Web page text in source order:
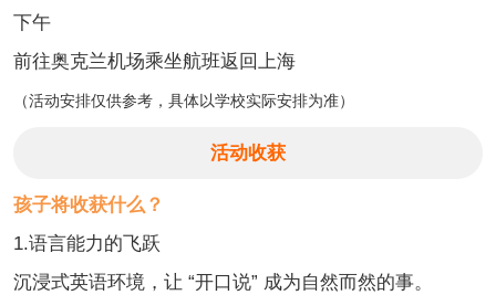
下午
前往奥克兰机场乘坐航班返回上海
（活动安排仅供参考，具体以学校实际安排为准）
活动收获
孩子将收获什么？
1.语言能力的飞跃
沉浸式英语环境，让 “开口说” 成为自然而然的事。